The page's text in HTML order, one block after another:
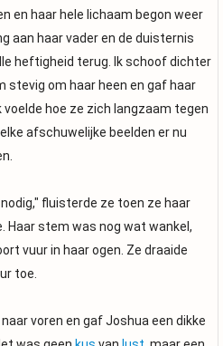
en haar hele lichaam begon weer
aan haar vader en de duisternis
heftigheid terug. Ik schoof dichter
stevig om haar heen en gaf haar
voelde hoe ze zich langzaam tegen
afschuwelijke beelden er nu
fluisterde ze toen ze haar
Haar stem was nog wat wankel,
vuur in haar ogen. Ze draaide
toe.
voren en gaf Joshua een dikke